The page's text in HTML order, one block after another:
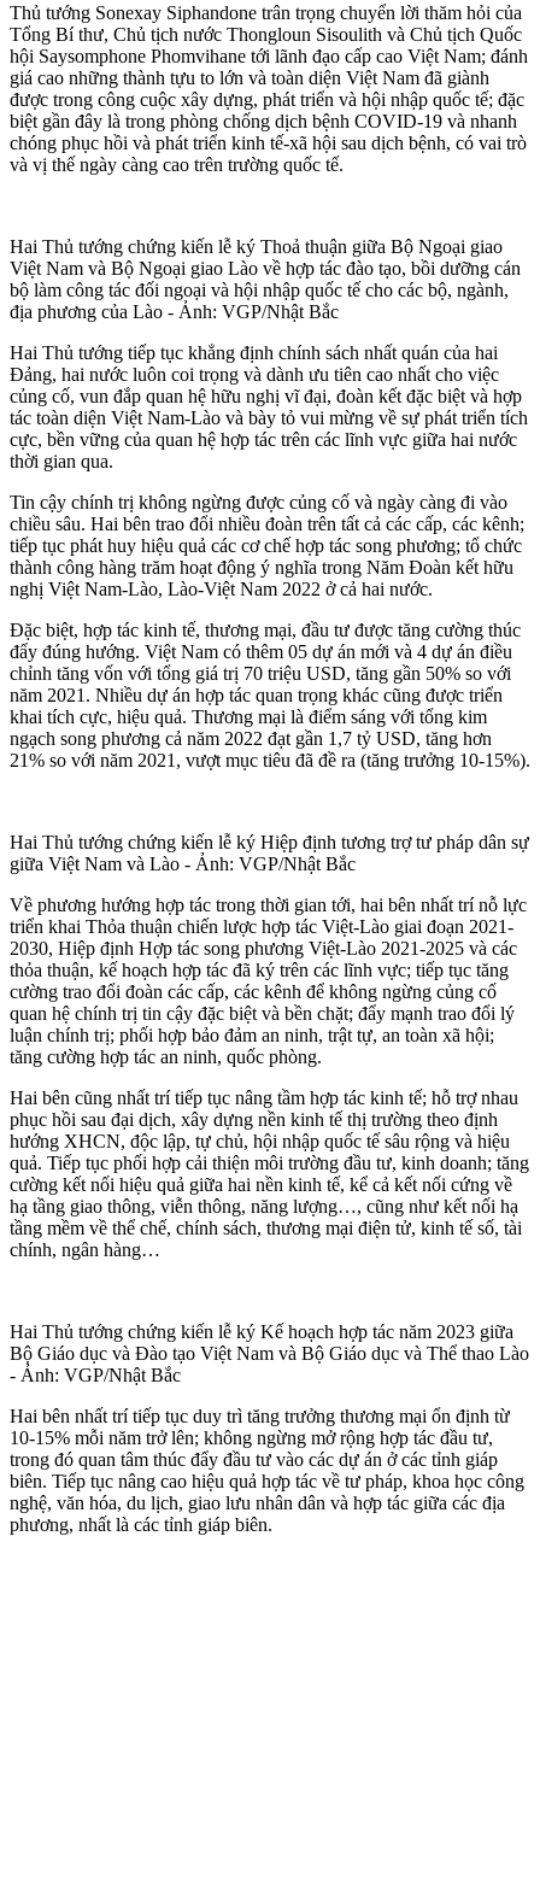
Thủ tướng Sonexay Siphandone trân trọng chuyển lời thăm hỏi của
Tổng Bí thư, Chủ tịch nước Thongloun Sisoulith và Chủ tịch Quốc
hội Saysomphone Phomvihane tới lãnh đạo cấp cao Việt Nam; đánh
giá cao những thành tựu to lớn và toàn diện Việt Nam đã giành
được trong công cuộc xây dựng, phát triển và hội nhập quốc tế; đặc
biệt gần đây là trong phòng chống dịch bệnh COVID-19 và nhanh
chóng phục hồi và phát triển kinh tế-xã hội sau dịch bệnh, có vai trò
và vị thế ngày càng cao trên trường quốc tế.
Hai Thủ tướng chứng kiến lễ ký Thoả thuận giữa Bộ Ngoại giao
Việt Nam và Bộ Ngoại giao Lào về hợp tác đào tạo, bồi dưỡng cán
bộ làm công tác đối ngoại và hội nhập quốc tế cho các bộ, ngành,
địa phương của Lào - Ảnh: VGP/Nhật Bắc
Hai Thủ tướng tiếp tục khẳng định chính sách nhất quán của hai
Đảng, hai nước luôn coi trọng và dành ưu tiên cao nhất cho việc
củng cố, vun đắp quan hệ hữu nghị vĩ đại, đoàn kết đặc biệt và hợp
tác toàn diện Việt Nam-Lào và bày tỏ vui mừng về sự phát triển tích
cực, bền vững của quan hệ hợp tác trên các lĩnh vực giữa hai nước
thời gian qua.
Tin cậy chính trị không ngừng được củng cố và ngày càng đi vào
chiều sâu. Hai bên trao đổi nhiều đoàn trên tất cả các cấp, các kênh;
tiếp tục phát huy hiệu quả các cơ chế hợp tác song phương; tổ chức
thành công hàng trăm hoạt động ý nghĩa trong Năm Đoàn kết hữu
nghị Việt Nam-Lào, Lào-Việt Nam 2022 ở cả hai nước.
Đặc biệt, hợp tác kinh tế, thương mại, đầu tư được tăng cường thúc
đẩy đúng hướng. Việt Nam có thêm 05 dự án mới và 4 dự án điều
chỉnh tăng vốn với tổng giá trị 70 triệu USD, tăng gần 50% so với
năm 2021. Nhiều dự án hợp tác quan trọng khác cũng được triển
khai tích cực, hiệu quả. Thương mại là điểm sáng với tổng kim
ngạch song phương cả năm 2022 đạt gần 1,7 tỷ USD, tăng hơn
21% so với năm 2021, vượt mục tiêu đã đề ra (tăng trưởng 10-15%).
Hai Thủ tướng chứng kiến lễ ký Hiệp định tương trợ tư pháp dân sự
giữa Việt Nam và Lào - Ảnh: VGP/Nhật Bắc
Về phương hướng hợp tác trong thời gian tới, hai bên nhất trí nỗ lực
triển khai Thỏa thuận chiến lược hợp tác Việt-Lào giai đoạn 2021-
2030, Hiệp định Hợp tác song phương Việt-Lào 2021-2025 và các
thỏa thuận, kế hoạch hợp tác đã ký trên các lĩnh vực; tiếp tục tăng
cường trao đổi đoàn các cấp, các kênh để không ngừng củng cố
quan hệ chính trị tin cậy đặc biệt và bền chặt; đẩy mạnh trao đổi lý
luận chính trị; phối hợp bảo đảm an ninh, trật tự, an toàn xã hội;
tăng cường hợp tác an ninh, quốc phòng.
Hai bên cũng nhất trí tiếp tục nâng tầm hợp tác kinh tế; hỗ trợ nhau
phục hồi sau đại dịch, xây dựng nền kinh tế thị trường theo định
hướng XHCN, độc lập, tự chủ, hội nhập quốc tế sâu rộng và hiệu
quả. Tiếp tục phối hợp cải thiện môi trường đầu tư, kinh doanh; tăng
cường kết nối hiệu quả giữa hai nền kinh tế, kể cả kết nối cứng về
hạ tầng giao thông, viễn thông, năng lượng…, cũng như kết nối hạ
tầng mềm về thể chế, chính sách, thương mại điện tử, kinh tế số, tài
chính, ngân hàng…
Hai Thủ tướng chứng kiến lễ ký Kế hoạch hợp tác năm 2023 giữa
Bộ Giáo dục và Đào tạo Việt Nam và Bộ Giáo dục và Thể thao Lào
- Ảnh: VGP/Nhật Bắc
Hai bên nhất trí tiếp tục duy trì tăng trưởng thương mại ổn định từ
10-15% mỗi năm trở lên; không ngừng mở rộng hợp tác đầu tư,
trong đó quan tâm thúc đẩy đầu tư vào các dự án ở các tỉnh giáp
biên. Tiếp tục nâng cao hiệu quả hợp tác về tư pháp, khoa học công
nghệ, văn hóa, du lịch, giao lưu nhân dân và hợp tác giữa các địa
phương, nhất là các tỉnh giáp biên.